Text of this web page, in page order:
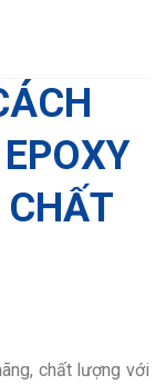
chất lượng với